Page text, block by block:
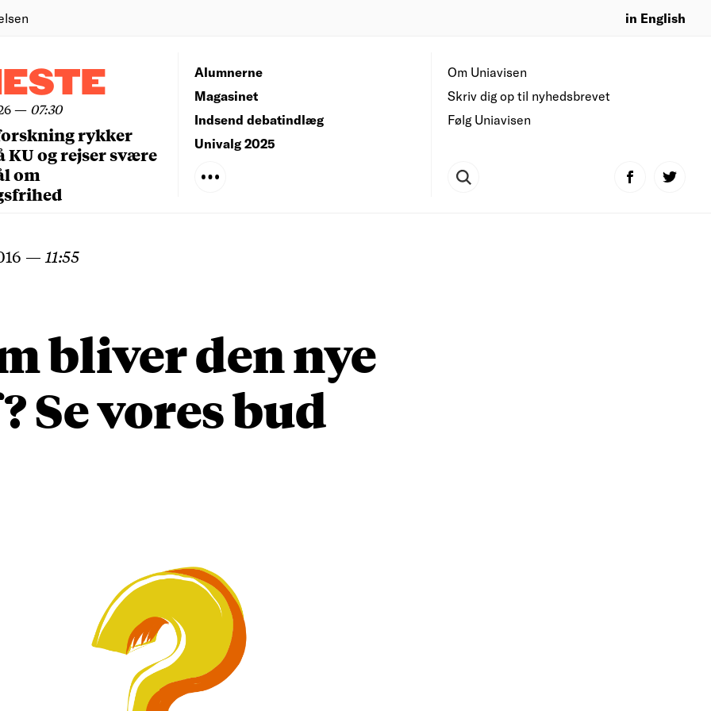
in English
— 07:30
rykker
KU og rejser svære
om
Om Uniavisen
Skriv dig op til nyhedsbrevet
Følg Uniavisen
Alumnerne
Magasinet
Indsend debatindlæg
Univalg 2025
— 11:55
bliver den nye
Se vores bud